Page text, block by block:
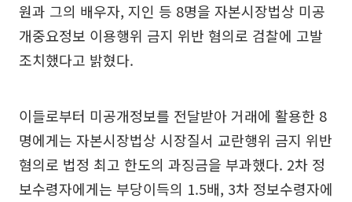
원과 그의 배우자, 지인 등 8명을 자본시장법상 미공
개중요정보 이용행위 금지 위반 혐의로 검찰에 고발
조치했다고 밝혔다.
이들로부터 미공개정보를 전달받아 거래에 활용한 8
명에게는 자본시장법상 시장질서 교란행위 금지 위반
혐의로 법정 최고 한도의 과징금을 부과했다. 2차 정
보수령자에게는 부당이득의 1.5배, 3차 정보수령자에